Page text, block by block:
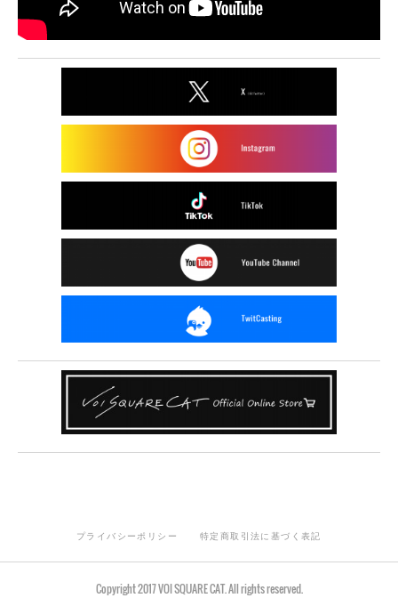
プライバシーポリシー 特定商取引法に基づく表記
Copyright 2017 VOI SQUARE CAT. All rights reserved.